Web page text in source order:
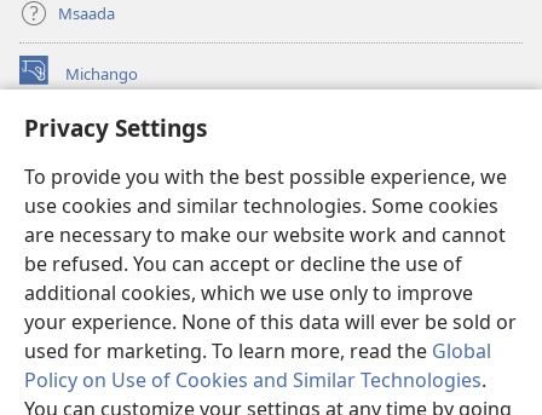
Privacy Settings
To provide you with the best possible experience, we
use cookies and similar technologies. Some cookies
are necessary to make our website work and cannot
be refused. You can accept or decline the use of
additional cookies, which we use only to improve
your experience. None of this data will ever be sold or
used for marketing. To learn more, read the Global
Policy on Use of Cookies and Similar Technologies.
You can customize your settings at any time by going
Msaada
Michango
(opens
window)Watchtower MAKTABA KWENYE MTANDAO™
new
window)JW Hub ®
(opens
new
window)
®
Watchtower Library